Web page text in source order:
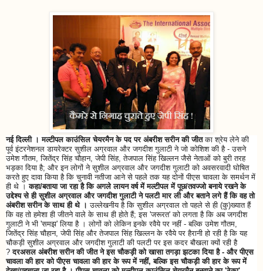
नई दिल्ली । मल्टीपल काउंसिल चेयरमैन के पद पर अंबरीश सरीन की जीतका श्रेय लेने की
पूर्व इंटरनेशनल डायरेक्टर सुशील अग्रवाल और जगदीश गुलाटी ने जो कोशिश की है - उसने
उमेश गौतम, जितेंद्र सिंह चौहान, जेपी सिंह, तेजपाल सिंह खिल्लन जैसे नेताओं को बुरी तरह
भड़का दिया है; और इन लोगों ने सुशील अग्रवाल और जगदीश गुलाटी को अवसरवादी घोषित
करते हुए दावा किया है कि चुनावी नतीजा आने से पहले तक यह दोनों पीएस चावला के समर्थन में
ही थे ।कहा/बताया जा रहा है कि अगले लायन वर्ष में मल्टीपल में पूछ/तवज्जो बनाये रखने के
उद्देश्य से ही सुशील अग्रवाल और जगदीश गुलाटी ने पलटी मार ली और बताने लगे हैं कि वह तो
अंबरीश सरीन के साथ ही थे । उल्लेखनीय है कि सुशील अग्रवाल तो पहले से ही (कु)ख्यात हैं
कि वह तो हमेशा ही जीतने वाले के साथ ही होते हैं; इस 'जरूरत' को लगता है कि अब जगदीश
गुलाटी ने भी 'समझ' लिया है । लोगों को लेकिन इनके रवैये पर नहीं - बल्कि उमेश गौतम,
जितेंद्र सिंह चौहान, जेपी सिंह और तेजपाल सिंह खिल्लन के रवैये पर हैरानी हो रही है कि यह
चौकड़ी सुशील अग्रवाल और जगदीश गुलाटी की पलटी पर इस कदर बौखला क्यों रही है
?दरअसल अंबरीश सरीन की जीत ने इस चौकड़ी को खासा तगड़ा झटका दिया है - और पीएस
चावला की हार को पीएस चावला की हार के रूप में नहीं, बल्कि इस चौकड़ी की हार के रूप में